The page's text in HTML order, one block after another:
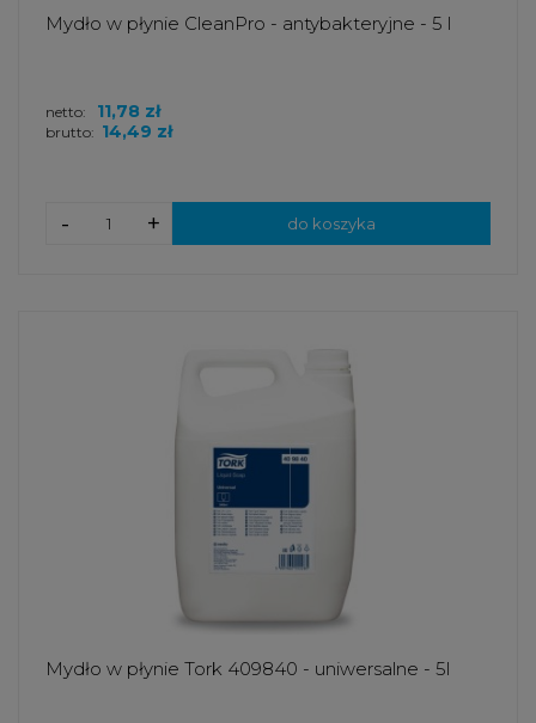
Mydło w płynie CleanPro - antybakteryjne - 5 l
brutto: 14,49 zł
netto: 11,78 zł
+
- do koszyka
Mydło w płynie Tork 409840 - uniwersalne - 5l